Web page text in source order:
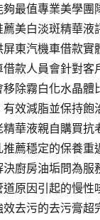
最值專業美學
美白淡斑精華
東汽機車借款
款人員會針對
除霧白化水晶
效減脂並保持
華液親自購買抗
薦穩定的保養重
廚房油垢問為
原因引起的慢
去污的去污膏